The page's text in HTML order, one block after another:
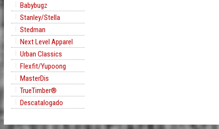
Babybugz
Stanley/Stella
Stedman
Next Level Apparel
Urban Classics
Flexfit/Yupoong
MasterDis
TrueTimber®
Descatalogado